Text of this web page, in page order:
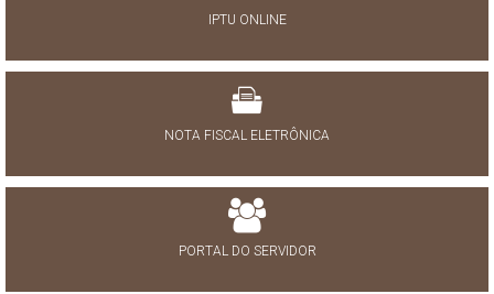
IPTU ONLINE
NOTA FISCAL ELETRÔNICA
PORTAL DO SERVIDOR